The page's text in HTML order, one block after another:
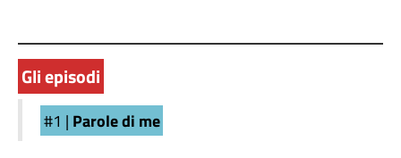
Gli episodi
#1 | Parole di me